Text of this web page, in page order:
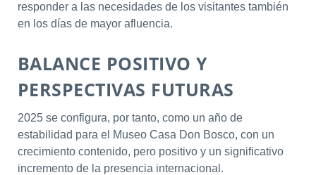
responder a las necesidades de los visitantes también
en los días de mayor afluencia.
BALANCE POSITIVO Y
PERSPECTIVAS FUTURAS
2025 se configura, por tanto, como un año de
estabilidad para el Museo Casa Don Bosco, con un
crecimiento contenido, pero positivo y un significativo
incremento de la presencia internacional.